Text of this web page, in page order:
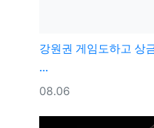
강원권 게임도하고 상
…
등록일
08.06